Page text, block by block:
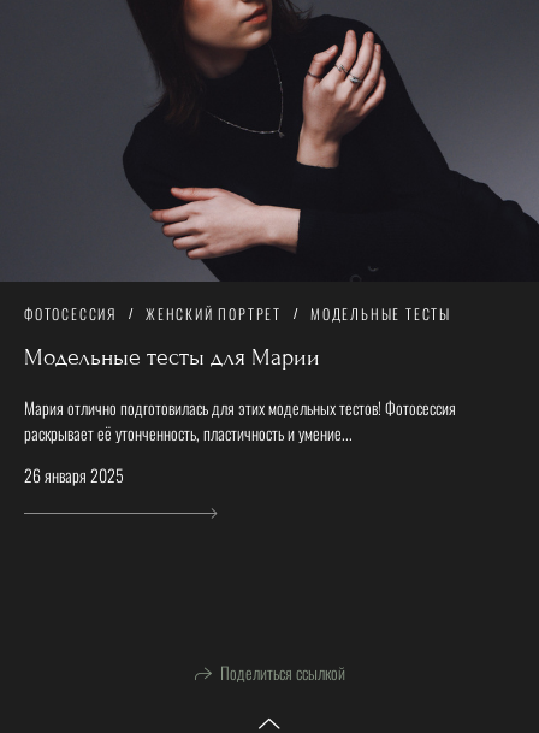
ФОТОСЕССИЯ ЖЕНСКИЙ ПОРТРЕТ МОДЕЛЬНЫЕ ТЕСТЫ
Модельные тесты для Марии
Мария отлично подготовилась для этих модельных тестов! Фотосессия
раскрывает её утонченность, пластичность и умение...
26 января 2025
Поделиться ссылкой